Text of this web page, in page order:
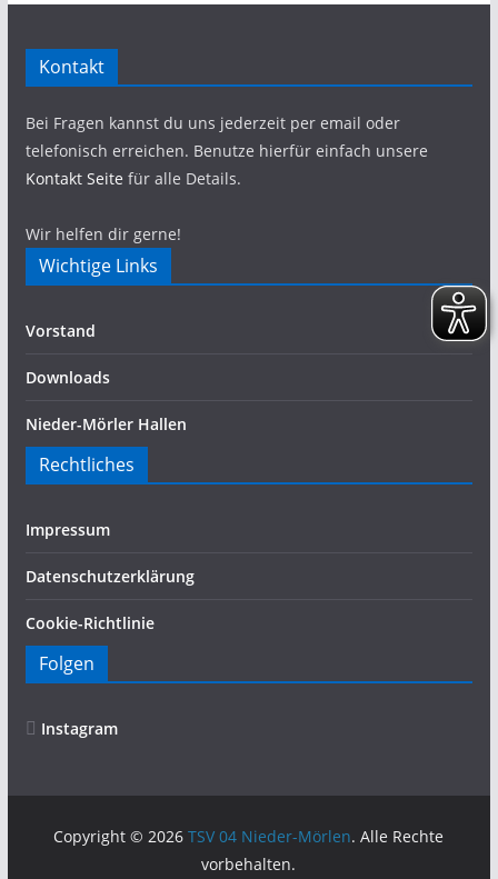
Kontakt
Bei Fragen kannst du uns jederzeit per email oder
telefonisch erreichen. Benutze hierfür einfach unsere
Kontakt Seite für alle Details.
Wir helfen dir gerne!
Wichtige Links
Vorstand
Downloads
Nieder-Mörler Hallen
Rechtliches
Impressum
Datenschutzerklärung
Cookie-Richtlinie
Folgen
Instagram
Copyright © 2026TSV 04 Nieder-Mörlen. Alle Rechte
vorbehalten.